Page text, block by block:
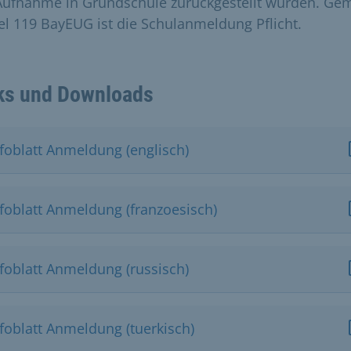
119 BayEUG ist die Schulanmeldung Pflicht.
und Downloads
Anmeldung (englisch)
Anmeldung (franzoesisch)
Anmeldung (russisch)
Anmeldung (tuerkisch)